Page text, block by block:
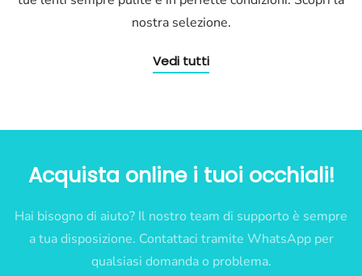
nostra selezione.
Vedi tutti
Acquista online i tuoi occhiali!
Hai bisogno di aiuto? Il nostro team di supporto è sempre
a tua disposizione. Contattaci tramite WhatsApp per
qualsiasi domanda o problema.